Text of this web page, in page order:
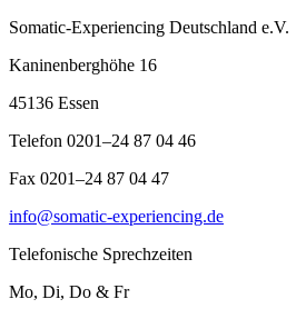
Somatic-Experiencing Deutschland e.V.
Kaninenberghöhe 16
45136 Essen
Telefon 0201–24 87 04 46
Fax 0201–24 87 04 47
info@somatic-experiencing.de
Telefonische Sprechzeiten
Mo, Di, Do & Fr